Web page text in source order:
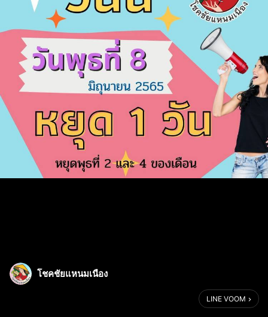
โชคชัยแหนมเนือง
LINE VOOM